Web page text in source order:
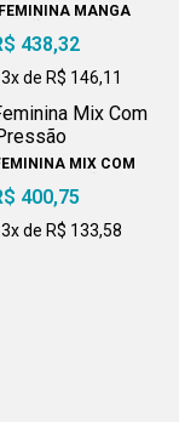
MANGA
438,32
de R$ 146,11
MIX COM
400,75
de R$ 133,58